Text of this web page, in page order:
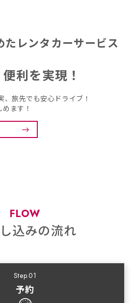
たレンタカーサービス
利を実現！
旅先でも安心ドライブ！
ます！
FLOW
込みの流れ
Step.01
予約